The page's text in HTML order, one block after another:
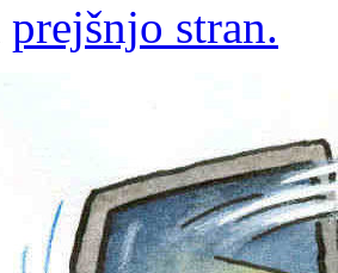
prejšnjo stran.